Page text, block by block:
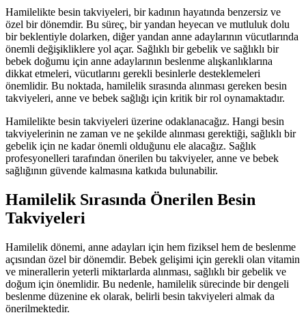
Hamilelikte besin takviyeleri, bir kadının hayatında benzersiz ve
özel bir dönemdir. Bu süreç, bir yandan heyecan ve mutluluk dolu
bir beklentiyle dolarken, diğer yandan anne adaylarının vücutlarında
önemli değişikliklere yol açar. Sağlıklı bir gebelik ve sağlıklı bir
bebek doğumu için anne adaylarının beslenme alışkanlıklarına
dikkat etmeleri, vücutlarını gerekli besinlerle desteklemeleri
önemlidir. Bu noktada, hamilelik sırasında alınması gereken besin
takviyeleri, anne ve bebek sağlığı için kritik bir rol oynamaktadır.
Hamilelikte besin takviyeleri üzerine odaklanacağız. Hangi besin
takviyelerinin ne zaman ve ne şekilde alınması gerektiği, sağlıklı bir
gebelik için ne kadar önemli olduğunu ele alacağız. Sağlık
profesyonelleri tarafından önerilen bu takviyeler, anne ve bebek
sağlığının güvende kalmasına katkıda bulunabilir.
Hamilelik Sırasında Önerilen Besin
Takviyeleri
Hamilelik dönemi, anne adayları için hem fiziksel hem de beslenme
açısından özel bir dönemdir. Bebek gelişimi için gerekli olan vitamin
ve minerallerin yeterli miktarlarda alınması, sağlıklı bir gebelik ve
doğum için önemlidir. Bu nedenle, hamilelik sürecinde bir dengeli
beslenme düzenine ek olarak, belirli besin takviyeleri almak da
önerilmektedir.